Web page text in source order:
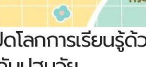
ลกการเรียนรู้